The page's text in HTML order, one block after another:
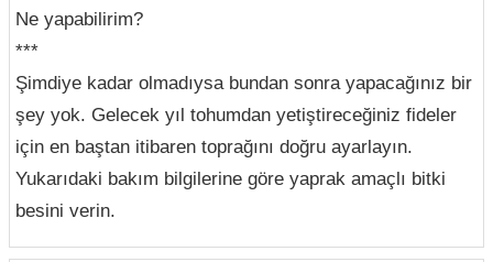
Ne yapabilirim?
***
Şimdiye kadar olmadıysa bundan sonra yapacağınız bir
şey yok. Gelecek yıl tohumdan yetiştireceğiniz fideler
için en baştan itibaren toprağını doğru ayarlayın.
Yukarıdaki bakım bilgilerine göre yaprak amaçlı bitki
besini verin.